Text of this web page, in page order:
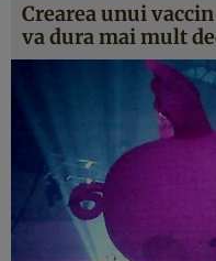
Crearea unui
va dura mai mult